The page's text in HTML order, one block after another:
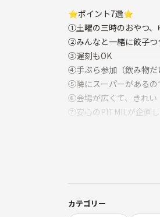
⭐ポイント7選⭐
①土曜の三時のおやつ、
②みんなと一緒に餃子つ
③遅刻もOK
④手ぶら参加（飲み物だ
⑤隣にスーパーがあるの
⑥会場が広くて、きれい
⑦安心のPITMILが企画
日時：
カテゴリー